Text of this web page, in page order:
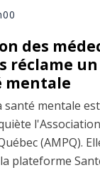
des
réclame
mentale
santé mentale
(AMPQ).
plateforme